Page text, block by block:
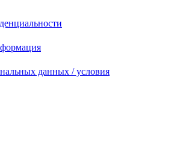
данных / условия